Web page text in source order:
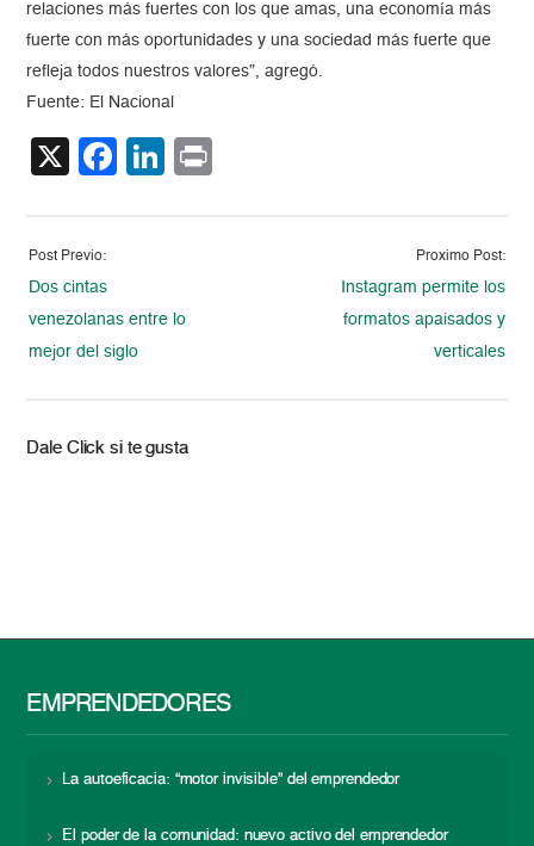
relaciones más fuertes con los que amas, una economía más
fuerte con más oportunidades y una sociedad más fuerte que
refleja todos nuestros valores”, agregó.
Fuente: El Nacional
X Facebook
LinkedIn
Post Previo:
Dos cintas
venezolanas entre lo
mejor del siglo
Proximo Post:
Instagram permite los
formatos apaisados y
verticales
Dale Click si te gusta
EMPRENDEDORES
La autoeficacia: “motor invisible” del emprendedor
El poder de la comunidad: nuevo activo del emprendedor